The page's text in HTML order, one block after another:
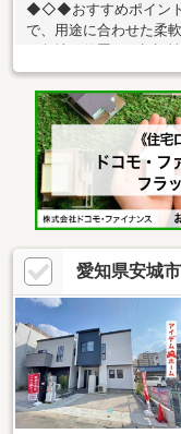
◆◇◆おすすめポイン
で、用途に合わせた柔
確保可能（※車種によ
良好で、明るく快適
のため、落ち着いた
環境◆◇◆・アミカ安
りん屋店 徒歩約6分・
ＳＯ安城南店 徒歩約
▼△お気軽にお問い合
愛知県安城